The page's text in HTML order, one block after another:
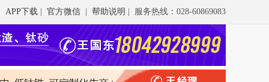
APP下载 官方微信 帮助说明 | 服务热线：028-60869083